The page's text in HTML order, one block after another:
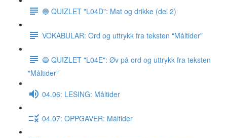
🔵 QUIZLET "L04D": Mat og drikke (del 2)
VOKABULAR: Ord og uttrykk fra teksten "Måltider"
🔵 QUIZLET "L04E": Øv på ord og uttrykk fra teksten
"Måltider"
04.06: LESING: Måltider
04.07: OPPGAVER: Måltider